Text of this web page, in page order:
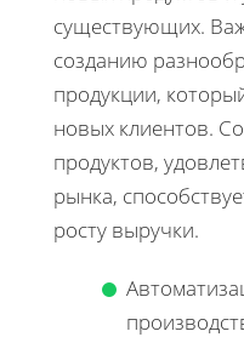
существующих.
созданию
продукции,
новых клиентов.
продуктов,
рынка,
росту выручки.